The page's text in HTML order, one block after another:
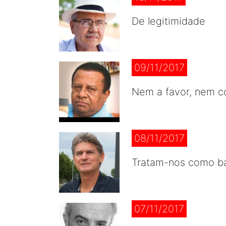
De legitimidade
09/11/2017
Nem a favor, nem
08/11/2017
Tratam-nos como
07/11/2017